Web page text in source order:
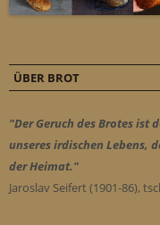
ÜBER BROT
"Der Geruch des Brotes ist
unseres irdischen Lebens,
der Heimat."
Jaroslav Seifert (1901-86),